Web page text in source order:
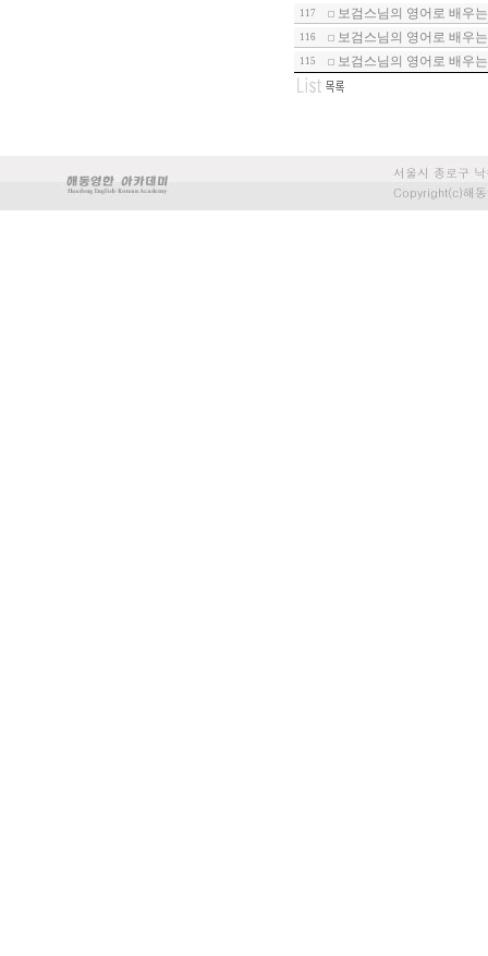
117 보검스님의 영어로 배우
116 보검스님의 영어로 배우
115 보검스님의 영어로 배우